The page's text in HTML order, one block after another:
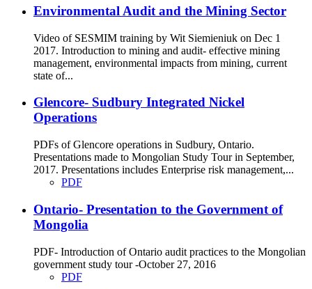
Environmental Audit and the Mining Sector
Video of SESMIM training by Wit Siemieniuk on Dec 1
2017. Introduction to mining and audit- effective mining
management, environmental impacts from mining, current
state of...
Glencore- Sudbury Integrated Nickel
Operations
PDFs of Glencore operations in Sudbury, Ontario.
Presentations made to Mongolian Study Tour in September,
2017. Presentations includes Enterprise risk management,...
PDF
Ontario- Presentation to the Government of
Mongolia
PDF- Introduction of Ontario audit practices to the Mongolian
government study tour -October 27, 2016
PDF